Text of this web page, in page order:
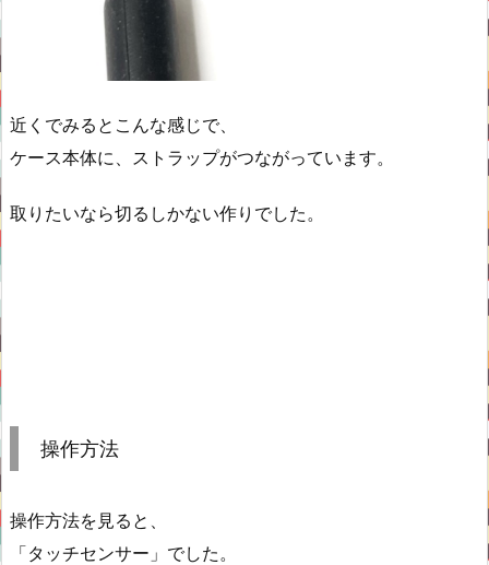
近くでみるとこんな感じで、
ケース本体に、ストラップがつながっています。
取りたいなら切るしかない作りでした。
操作方法
操作方法を見ると、
「タッチセンサー」でした。